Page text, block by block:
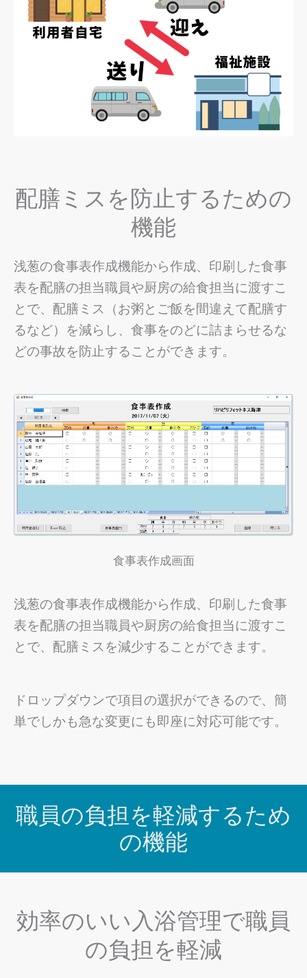
配膳ミスを防止するための
機能
浅葱の食事表作成機能から作成、印刷した食事
表を配膳の担当職員や厨房の給食担当に渡すこ
とで、 配膳ミス（お粥とご飯を間違えて配膳す
るなど）を減らし、食事をのどに詰まらせるな
どの事故を防止することができます。
食事表作成画面
浅葱の食事表作成機能から作成、印刷した食事
表を配膳の担当職員や厨房の給食担当に渡すこ
とで、配膳ミスを減少することができます。
ドロップダウンで項目の選択ができるので、簡
単でしかも急な変更にも即座に対応可能です。
職員の負担を軽減するため
の機能
効率のいい入浴管理で職員
の負担を軽減